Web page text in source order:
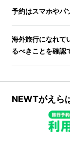
予約はスマホやパ
海外旅行になれて
るべきことを確認
NEWTがえら